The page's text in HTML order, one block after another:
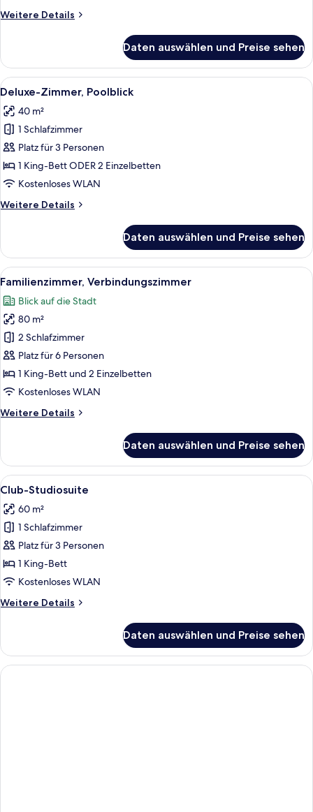
Weitere Details
Weitere
Zimmer,
Stadtblick
Daten auswählen und Preise sehen
Alle
Fotos
für
Deluxe-
Zimmer,
Poolblick
anzeigen
Ein Hotelzimmer mit einem großen
11
Deluxe-Zimmer, Poolblick
40 m²
1 Schlafzimmer
Platz für 3 Personen
1 King-Bett ODER 2 Einzelbetten
Kostenloses WLAN
Weitere Details
Weitere
Zimmer,
Poolblick
Daten auswählen und Preise sehen
Alle
Fotos
für
Familienzimmer,
Verbindungszimmer
anzeigen
Ein Hotelzimmer mit zwei Betten,
9
Familienzimmer, Verbindungszimmer
Blick auf die Stadt
80 m²
2 Schlafzimmer
Platz für 6 Personen
1 King-Bett und 2 Einzelbetten
Kostenloses WLAN
Weitere Details
Weitere
Verbindungszimmer
Daten auswählen und Preise sehen
Alle
Fotos
für
Club-
Studiosuite
anzeigen
Ein Hotelzimmer mit einem
5
Club-Studiosuite
60 m²
1 Schlafzimmer
Platz für 3 Personen
1 King-Bett
Kostenloses WLAN
Weitere Details
Weitere
Studiosuite
Daten auswählen und Preise sehen